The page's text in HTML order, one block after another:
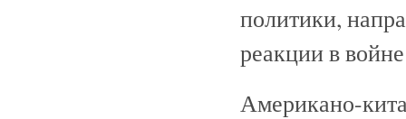
политики,
реакции в
Американо-